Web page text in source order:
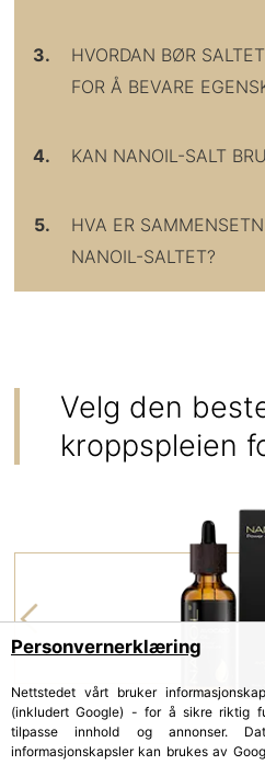
3.
HVORDAN BØR
FOR Å BEVARE
4. KAN NANOIL-SALT
5.
HVA ER
NANOIL-SALTET?
Velg den
kroppspleien
Personvernerklæring
Nettstedet vårt bruker
(inkludert Google) - for å sikre riktig
tilpasse innhold og annonser.
informasjonskapsler kan brukes av